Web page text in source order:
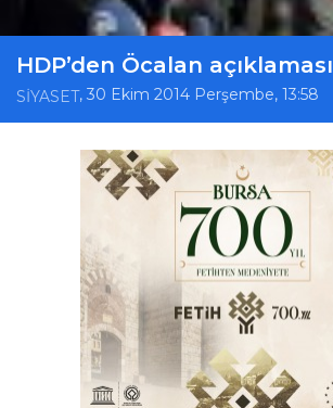
HDP’den Öcalan açıklaması
SİYASET, 30 Ekim 2014 Perşembe, 13:58